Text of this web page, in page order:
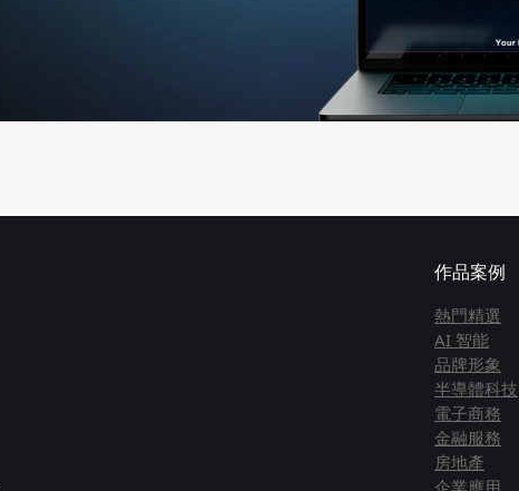
作品案例
熱門精選
AI 智能
品牌形象
半導體科技
電子商務
金融服務
房地產
企業應用